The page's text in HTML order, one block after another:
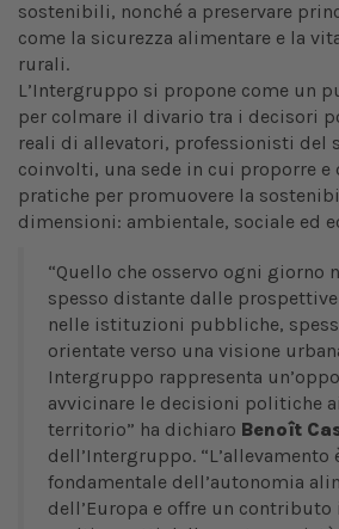
sostenibili, nonché a preservare
come la sicurezza alimentare e la
rurali.
L’Intergruppo si propone come un
per colmare il divario tra i decisori
reali di allevatori, professionisti del
coinvolti, una sede in cui proporre
pratiche per promuovere la
dimensioni: ambientale, sociale ed
“Quello che osservo ogni giorno
spesso distante dalle
nelle istituzioni pubbliche,
orientate verso una visione
Intergruppo rappresenta
avvicinare le decisioni politiche
territorio” ha dichiaro Benoît
dell’Intergruppo.
fondamentale dell’autonomia
dell’Europa e offre un